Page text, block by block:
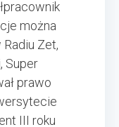
można
Zet,
Super
prawo
III roku